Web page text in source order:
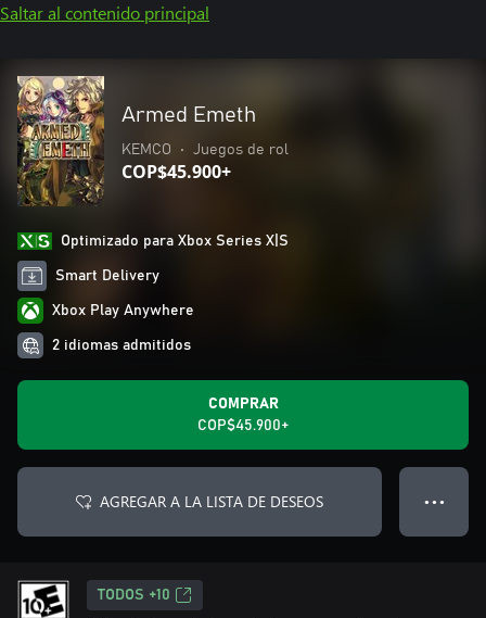
Saltar al contenido principal
Armed Emeth
KEMCO • Juegos de rol
COP$45.900+
Optimizado para Xbox Series X|S
Smart Delivery
Xbox Play Anywhere
2 idiomas admitidos
COMPRAR
COP$45.900+
AGREGAR A LA LISTA DE DESEOS ● ● ●
TODOS +10